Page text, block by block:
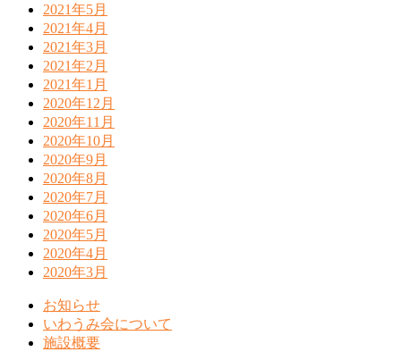
2021年5月
2021年4月
2021年3月
2021年2月
2021年1月
2020年12月
2020年11月
2020年10月
2020年9月
2020年8月
2020年7月
2020年6月
2020年5月
2020年4月
2020年3月
お知らせ
いわうみ会について
施設概要